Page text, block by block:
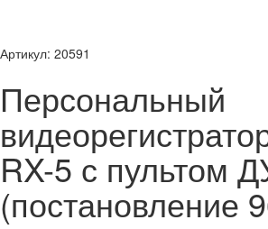
Артикул: 20591
Персональный
RX-5 с пультом
(постановление